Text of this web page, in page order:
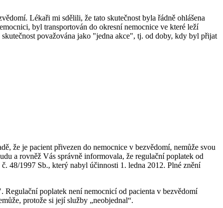
Lékaři mi sdělili, že tato skutečnost byla řádně ohlášena
byl transportován do okresní nemocnice ve které leží
považována jako "jedna akce", tj. od doby, kdy byl přijat
že je pacient přivezen do nemocnice v bezvědomí, nemůže svou
a rovněž Vás správně informovala, že regulační poplatek od
48/1997 Sb., který nabyl účinnosti 1. ledna 2012. Plné znění
poplatek není nemocnicí od pacienta v bezvědomí
protože si její služby „neobjednal“.